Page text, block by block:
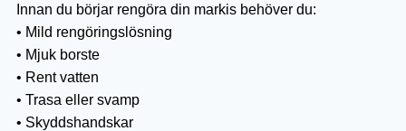
Innan du börjar rengöra din markis behöver du:
• Mild rengöringslösning
• Mjuk borste
• Rent vatten
• Trasa eller svamp
• Skyddshandskar